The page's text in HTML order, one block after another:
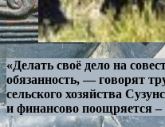
«Делать своё дело на
обязанность, — говорят
сельского хозяйства
и финансово поощряется